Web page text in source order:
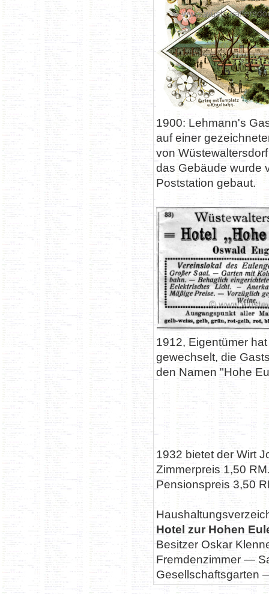
1900: Lehmann's
auf einer
von Wüstewaltersdorf
das Gebäude wurde
Poststation gebaut.
1912, Eigentümer
gewechselt, die
den Namen "Hohe
1932 bietet der Wirt
Zimmerpreis 1,50
Pensionspreis 3,50
Hotel zur Hohen
Besitzer Oskar
Fremdenzimmer —
Gesellschaftsgarten